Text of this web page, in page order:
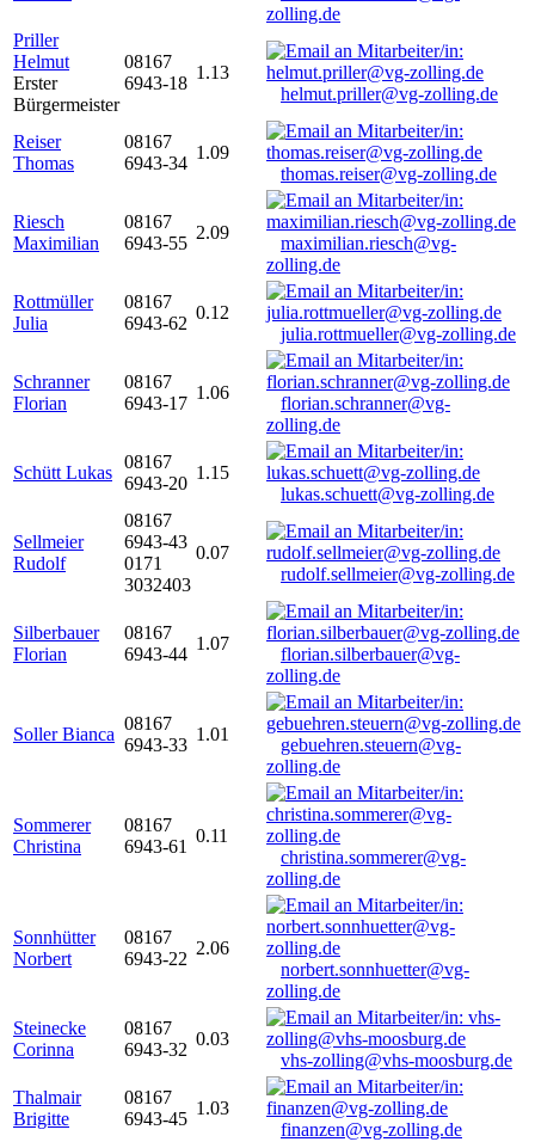
zolling.de
Priller
Helmut
Erster
Bürgermeister
08167
6943-18
1.13
helmut.priller@vg-zolling.de
Reiser
Thomas
08167
6943-34
1.09
thomas.reiser@vg-zolling.de
Riesch
Maximilian
08167
6943-55
2.09
maximilian.riesch@vg-
zolling.de
Rottmüller
Julia
08167
6943-62
0.12
julia.rottmueller@vg-zolling.de
Schranner
Florian
08167
6943-17
1.06
florian.schranner@vg-
zolling.de
Schütt Lukas
08167
6943-20
1.15
lukas.schuett@vg-zolling.de
Sellmeier
Rudolf
08167
6943-43
0171
3032403
0.07
rudolf.sellmeier@vg-zolling.de
Silberbauer
Florian
08167
6943-44
1.07
florian.silberbauer@vg-
zolling.de
Soller Bianca
08167
6943-33
1.01
gebuehren.steuern@vg-
zolling.de
Sommerer
Christina
08167
6943-61
0.11
christina.sommerer@vg-
zolling.de
Sonnhütter
Norbert
08167
6943-22
2.06
norbert.sonnhuetter@vg-
zolling.de
Steinecke
Corinna
08167
6943-32
0.03
vhs-zolling@vhs-moosburg.de
Thalmair
Brigitte
08167
6943-45
1.03
finanzen@vg-zolling.de